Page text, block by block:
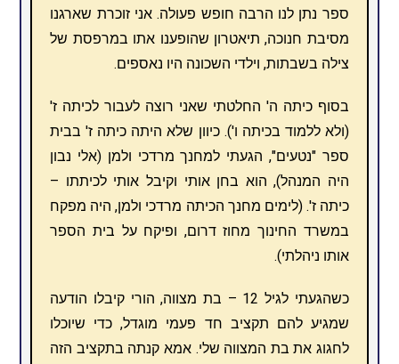
ספר נתן לנו הרבה חופש פעולה. אני זוכרת שארגנו
מסיבת חנוכה, תיאטרון שהופענו אתו במרפסת של
צילה בשבתות, וילדי השכונה היו נאספים.
בסוף כיתה ה' החלטתי שאני רוצה לעבור לכיתה ז'
(ולא ללמוד בכיתה ו'). כיוון שלא היתה כיתה ז' בבית
ספר "נטעים", הגעתי למחנך מרדכי ולמן (אלי נבון
היה המנהל), הוא בחן אותי וקיבל אותי לכיתתו –
כיתה ז'. (לימים מחנך הכיתה מרדכי ולמן, היה מפקח
במשרד החינוך מחוז דרום, ופיקח על בית הספר
אותו ניהלתי).
כשהגעתי לגיל 12 – בת מצווה, הורי קיבלו הודעה
שמגיע להם תקציב חד פעמי מוגדל, כדי שיוכלו
לחגוג את בת המצווה שלי. אמא קנתה בתקציב הזה